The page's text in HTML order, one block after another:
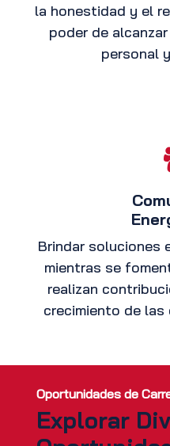
la honestidad y el
poder de
personal
Brindar soluciones
mientras se
realizan
crecimiento de las
Oportunidades de
Explorar